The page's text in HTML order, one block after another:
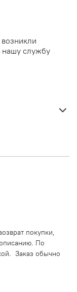
нашу службу
покупки,
По
Заказ обычно